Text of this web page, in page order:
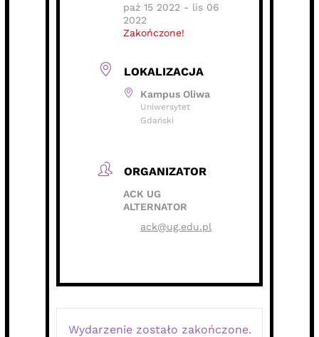
paź 15 2022 - lis 06
2022
Zakończone!
LOKALIZACJA
Kampus Oliwa
Uniwersytet
Gdański
ORGANIZATOR
ACK UG
ALTERNATOR
ack@ug.edu.pl
Wydarzenie zostało zakończone.